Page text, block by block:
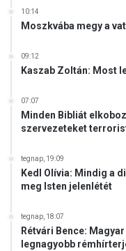
10:14
Moszkvába megy a
09:12
Kaszab Zoltán: Most
07:07
Minden Bibliát
szervezeteket
tegnap, 19:09
Kedl Olívia: Mindig a
meg Isten jelenlétét
tegnap, 18:07
Rétvári Bence:
legnagyobb